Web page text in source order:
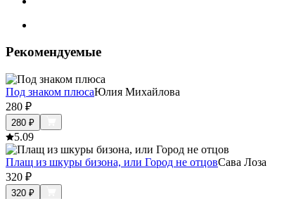
Рекомендуемые
Под знаком плюсаЮлия Михайлова
280 ₽
280 ₽
5.09
Плащ из шкуры бизона, или Город не отцовСава Лоза
320 ₽
320 ₽